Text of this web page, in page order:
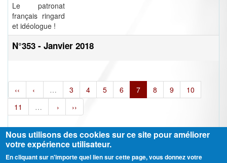
Le patronat
français ringard
et idéologue !
N°353 - Janvier 2018
‹‹ ‹ … 3 4 5 6 7 8 9
10
11
… › ››
Nous utilisons des cookies sur ce site pour améliorer
votre expérience utilisateur.
En cliquant sur n'importe quel lien sur cette page, vous donnez votre